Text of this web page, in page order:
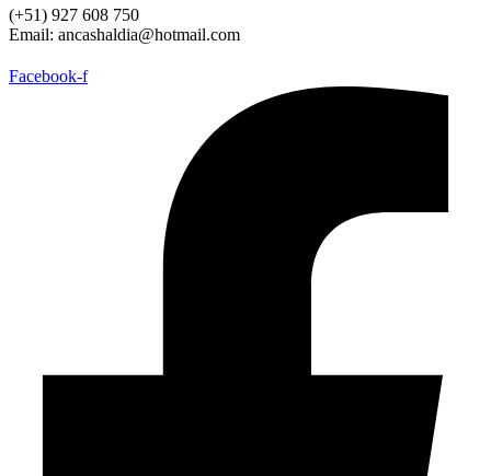
(+51) 927 608 750
Email: ancashaldia@hotmail.com
Facebook-f